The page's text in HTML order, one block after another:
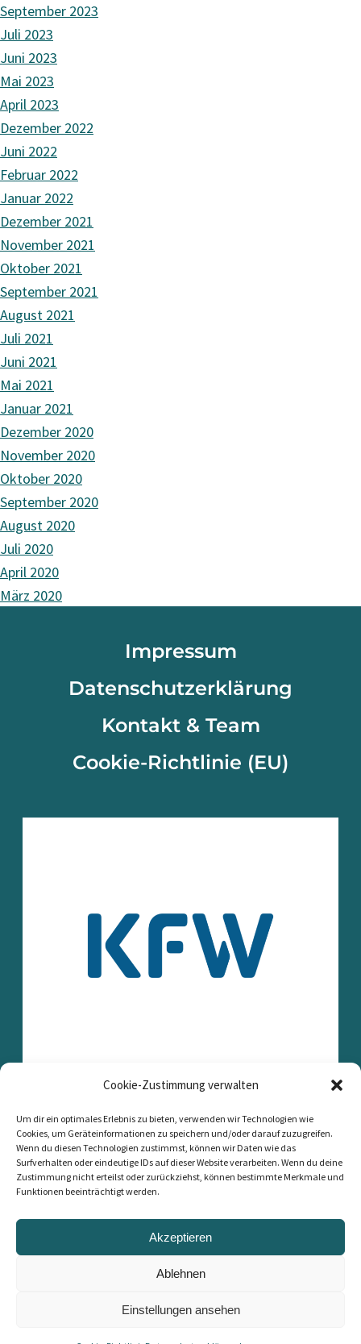
Cookie-Zustimmung verwalten
Um dir ein optimales Erlebnis zu bieten, verwenden wir Technologien wie
Cookies, um Geräteinformationen zu speichern und/oder darauf zuzugreifen.
Wenn du diesen Technologien zustimmst, können wir Daten wie das
Surfverhalten oder eindeutige IDs auf dieser Website verarbeiten. Wenn du deine
Zustimmung nicht erteilst oder zurückziehst, können bestimmte Merkmale und
Funktionen beeinträchtigt werden.
Akzeptieren
Ablehnen
Einstellungen ansehen
September 2023
Juli 2023
Juni 2023
Mai 2023
April 2023
Dezember 2022
Juni 2022
Februar 2022
Januar 2022
Dezember 2021
November 2021
Oktober 2021
September 2021
August 2021
Juli 2021
Juni 2021
Mai 2021
Januar 2021
Dezember 2020
November 2020
Oktober 2020
September 2020
August 2020
Juli 2020
April 2020
März 2020
Impressum
Datenschutzerklärung
Kontakt & Team
Cookie-Richtlinie (EU)